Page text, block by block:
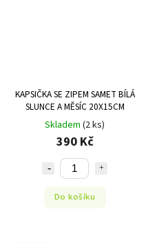
KAPSIČKA SE ZIPEM SAMET BÍLÁ
SLUNCE A MĚSÍC 20X15CM
Skladem (2 ks)
390 Kč
Do košíku